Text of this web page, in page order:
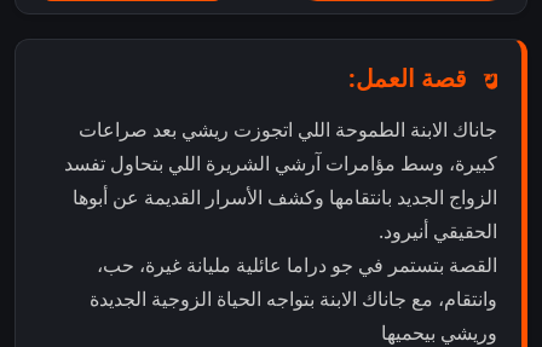
قصة العمل:
جاناك الابنة الطموحة اللي اتجوزت ريشي بعد صراعات
كبيرة، وسط مؤامرات آرشي الشريرة اللي بتحاول تفسد
الزواج الجديد بانتقامها وكشف الأسرار القديمة عن أبوها
الحقيقي أنيرود.
القصة بتستمر في جو دراما عائلية مليانة غيرة، حب،
وانتقام، مع جاناك الابنة بتواجه الحياة الزوجية الجديدة
وريشي بيحميها